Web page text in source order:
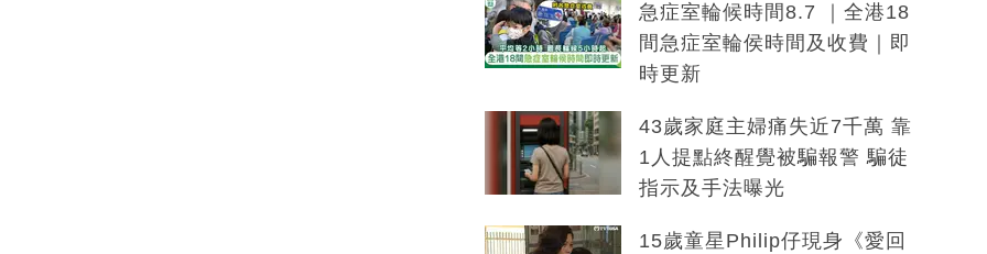
急症室輪候時間8.7 ｜全港18
間急症室輪侯時間及收費｜即
時更新
43歲家庭主婦痛失近7千萬 靠
1人提點終醒覺被騙報警 騙徒
指示及手法曝光
15歲童星Philip仔現身《愛回